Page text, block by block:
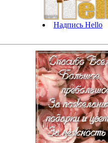
Надпись Hello